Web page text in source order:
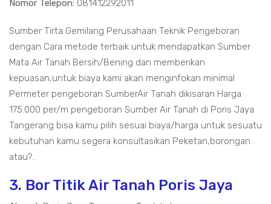
Nomor Telepon: 081412292011
Sumber Tirta Gemilang Perusahaan Teknik Pengeboran
dengan Cara metode terbaik untuk mendapatkan Sumber
Mata Air Tanah Bersih/Bening dan memberikan
kepuasan,untuk biaya kami akan menginfokan minimal
Permeter pengeboran SumberAir Tanah dikisaran Harga
175.000 per/m pengeboran Sumber Air Tanah di Poris Jaya
Tangerang bisa kamu pilih sesuai biaya/harga untuk sesuatu
kebutuhan kamu segera konsultasikan Peketan,borongan
atau?..
3. Bor Titik Air Tanah Poris Jaya